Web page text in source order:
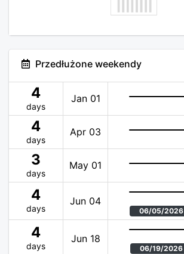
Przedłużone weekendy
4
days
Jan 01
4
days
Apr 03
3
days
May 01
4
days
Jun 04
06/05/2026
4
days
Jun 18
06/19/2026